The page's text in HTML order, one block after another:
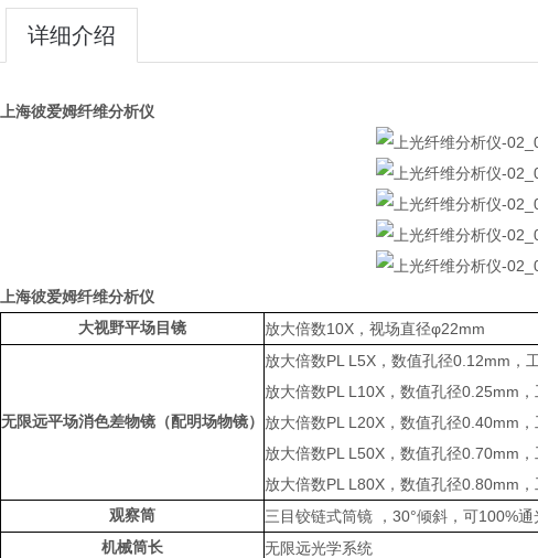
详细介绍
上海彼爱姆纤维分析仪
上海彼爱姆纤维分析仪
大视野平场目镜 放大倍数10X，视场直径φ22mm
无限远平场消色差物镜（配明场物镜）
放大倍数PL L5X，数值孔径0.12mm，
放大倍数PL L10X，数值孔径0.25mm
放大倍数PL L20X，数值孔径0.40mm
放大倍数PL L50X，数值孔径0.70mm
放大倍数PL L80X，数值孔径0.80mm
观察筒 三目铰链式筒镜 ，30°倾斜，可100%通
机械筒长 无限远光学系统